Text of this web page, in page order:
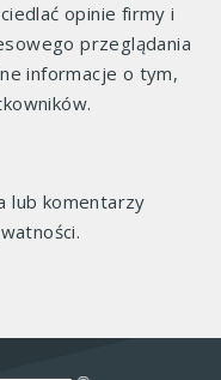
opinie firmy i
przeglądania
informacje o tym,
lub komentarzy